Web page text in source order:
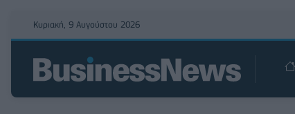
Κυριακή, 9 Αυγούστου 2026